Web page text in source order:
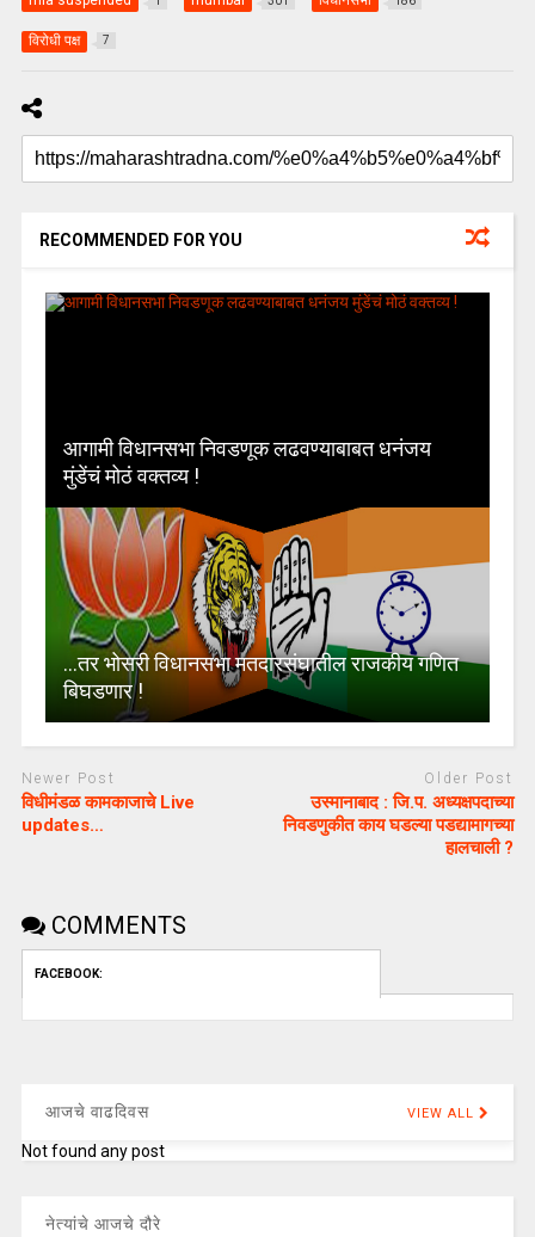
विरोधी पक्ष 7
RECOMMENDED FOR YOU
आगामी विधानसभा निवडणूक लढवण्याबाबत धनंजय
मुंडेंचं मोठं वक्तव्य !
…तर भोसरी विधानसभा मतदारसंघातील राजकीय गणित
बिघडणार !
Newer Post
विधीमंडळ कामकाजाचे Live
updates…
Older Post
उस्मानाबाद : जि.प. अध्यक्षपदाच्या
निवडणुकीत काय घडल्या पडद्यामागच्या
हालचाली ?
COMMENTS
FACEBOOK:
आजचे वाढदिवस VIEW ALL
Not found any post
नेत्यांचे आजचे दौरे